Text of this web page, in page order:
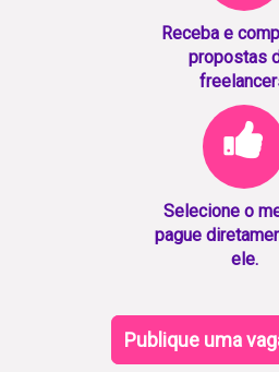
Receba e
propostas
Selecione o
pague
ele.
Publique uma